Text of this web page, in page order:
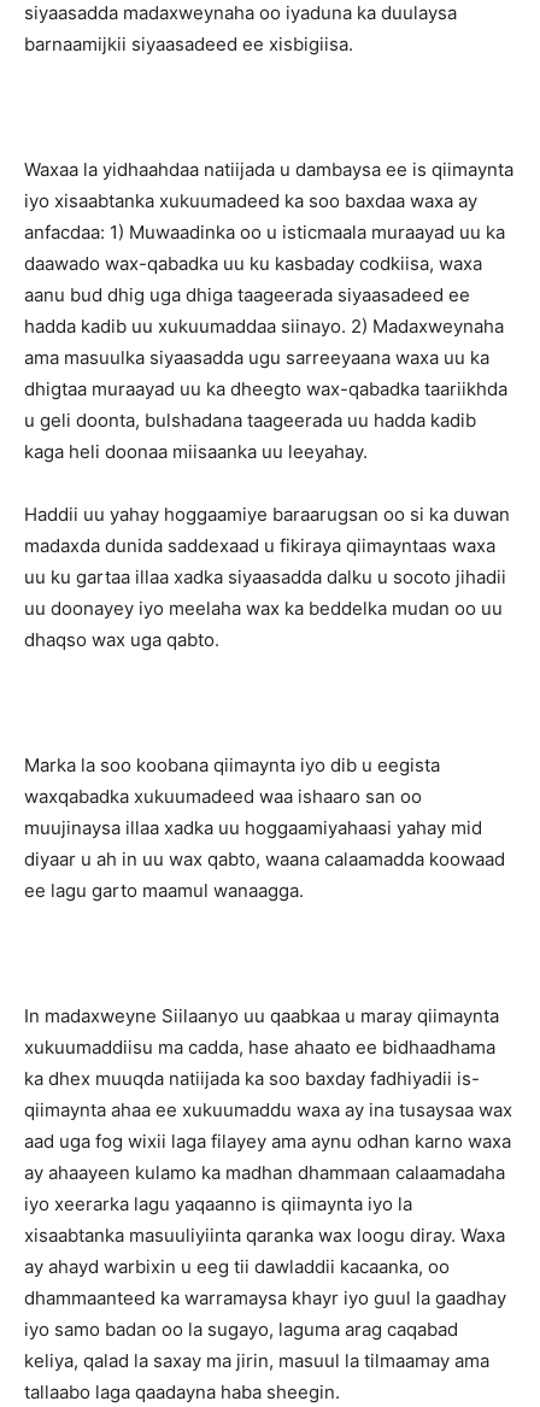
siyaasadda madaxweynaha oo iyaduna ka duulaysa
barnaamijkii siyaasadeed ee xisbigiisa.
Waxaa la yidhaahdaa natiijada u dambaysa ee is qiimaynta
iyo xisaabtanka xukuumadeed ka soo baxdaa waxa ay
anfacdaa: 1) Muwaadinka oo u isticmaala muraayad uu ka
daawado wax-qabadka uu ku kasbaday codkiisa, waxa
aanu bud dhig uga dhiga taageerada siyaasadeed ee
hadda kadib uu xukuumaddaa siinayo. 2) Madaxweynaha
ama masuulka siyaasadda ugu sarreeyaana waxa uu ka
dhigtaa muraayad uu ka dheegto wax-qabadka taariikhda
u geli doonta, bulshadana taageerada uu hadda kadib
kaga heli doonaa miisaanka uu leeyahay.
Haddii uu yahay hoggaamiye baraarugsan oo si ka duwan
madaxda dunida saddexaad u fikiraya qiimayntaas waxa
uu ku gartaa illaa xadka siyaasadda dalku u socoto jihadii
uu doonayey iyo meelaha wax ka beddelka mudan oo uu
dhaqso wax uga qabto.
Marka la soo koobana qiimaynta iyo dib u eegista
waxqabadka xukuumadeed waa ishaaro san oo
muujinaysa illaa xadka uu hoggaamiyahaasi yahay mid
diyaar u ah in uu wax qabto, waana calaamadda koowaad
ee lagu garto maamul wanaagga.
In madaxweyne Siilaanyo uu qaabkaa u maray qiimaynta
xukuumaddiisu ma cadda, hase ahaato ee bidhaadhama
ka dhex muuqda natiijada ka soo baxday fadhiyadii is-
qiimaynta ahaa ee xukuumaddu waxa ay ina tusaysaa wax
aad uga fog wixii laga filayey ama aynu odhan karno waxa
ay ahaayeen kulamo ka madhan dhammaan calaamadaha
iyo xeerarka lagu yaqaanno is qiimaynta iyo la
xisaabtanka masuuliyiinta qaranka wax loogu diray. Waxa
ay ahayd warbixin u eeg tii dawladdii kacaanka, oo
dhammaanteed ka warramaysa khayr iyo guul la gaadhay
iyo samo badan oo la sugayo, laguma arag caqabad
keliya, qalad la saxay ma jirin, masuul la tilmaamay ama
tallaabo laga qaadayna haba sheegin.